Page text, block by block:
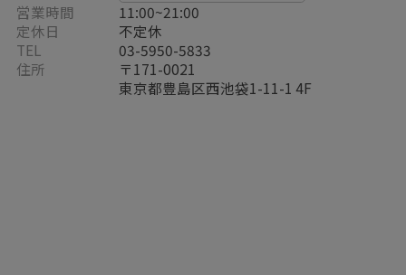
営業時間
11:00~21:00
定休日
不定休
TEL
03-5950-5833
住所
〒171-0021
東京都豊島区西池袋1-11-1 4F